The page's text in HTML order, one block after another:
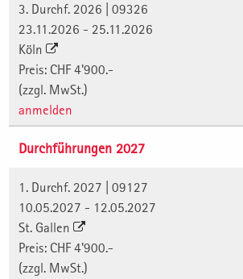
3. Durchf. 2026 | 09326
23.11.2026 - 25.11.2026
Köln
Preis: CHF 4'900.-
(zzgl. MwSt.)
anmelden
Durchführungen 2027
1. Durchf. 2027 | 09127
10.05.2027 - 12.05.2027
St. Gallen
Preis: CHF 4'900.-
(zzgl. MwSt.)